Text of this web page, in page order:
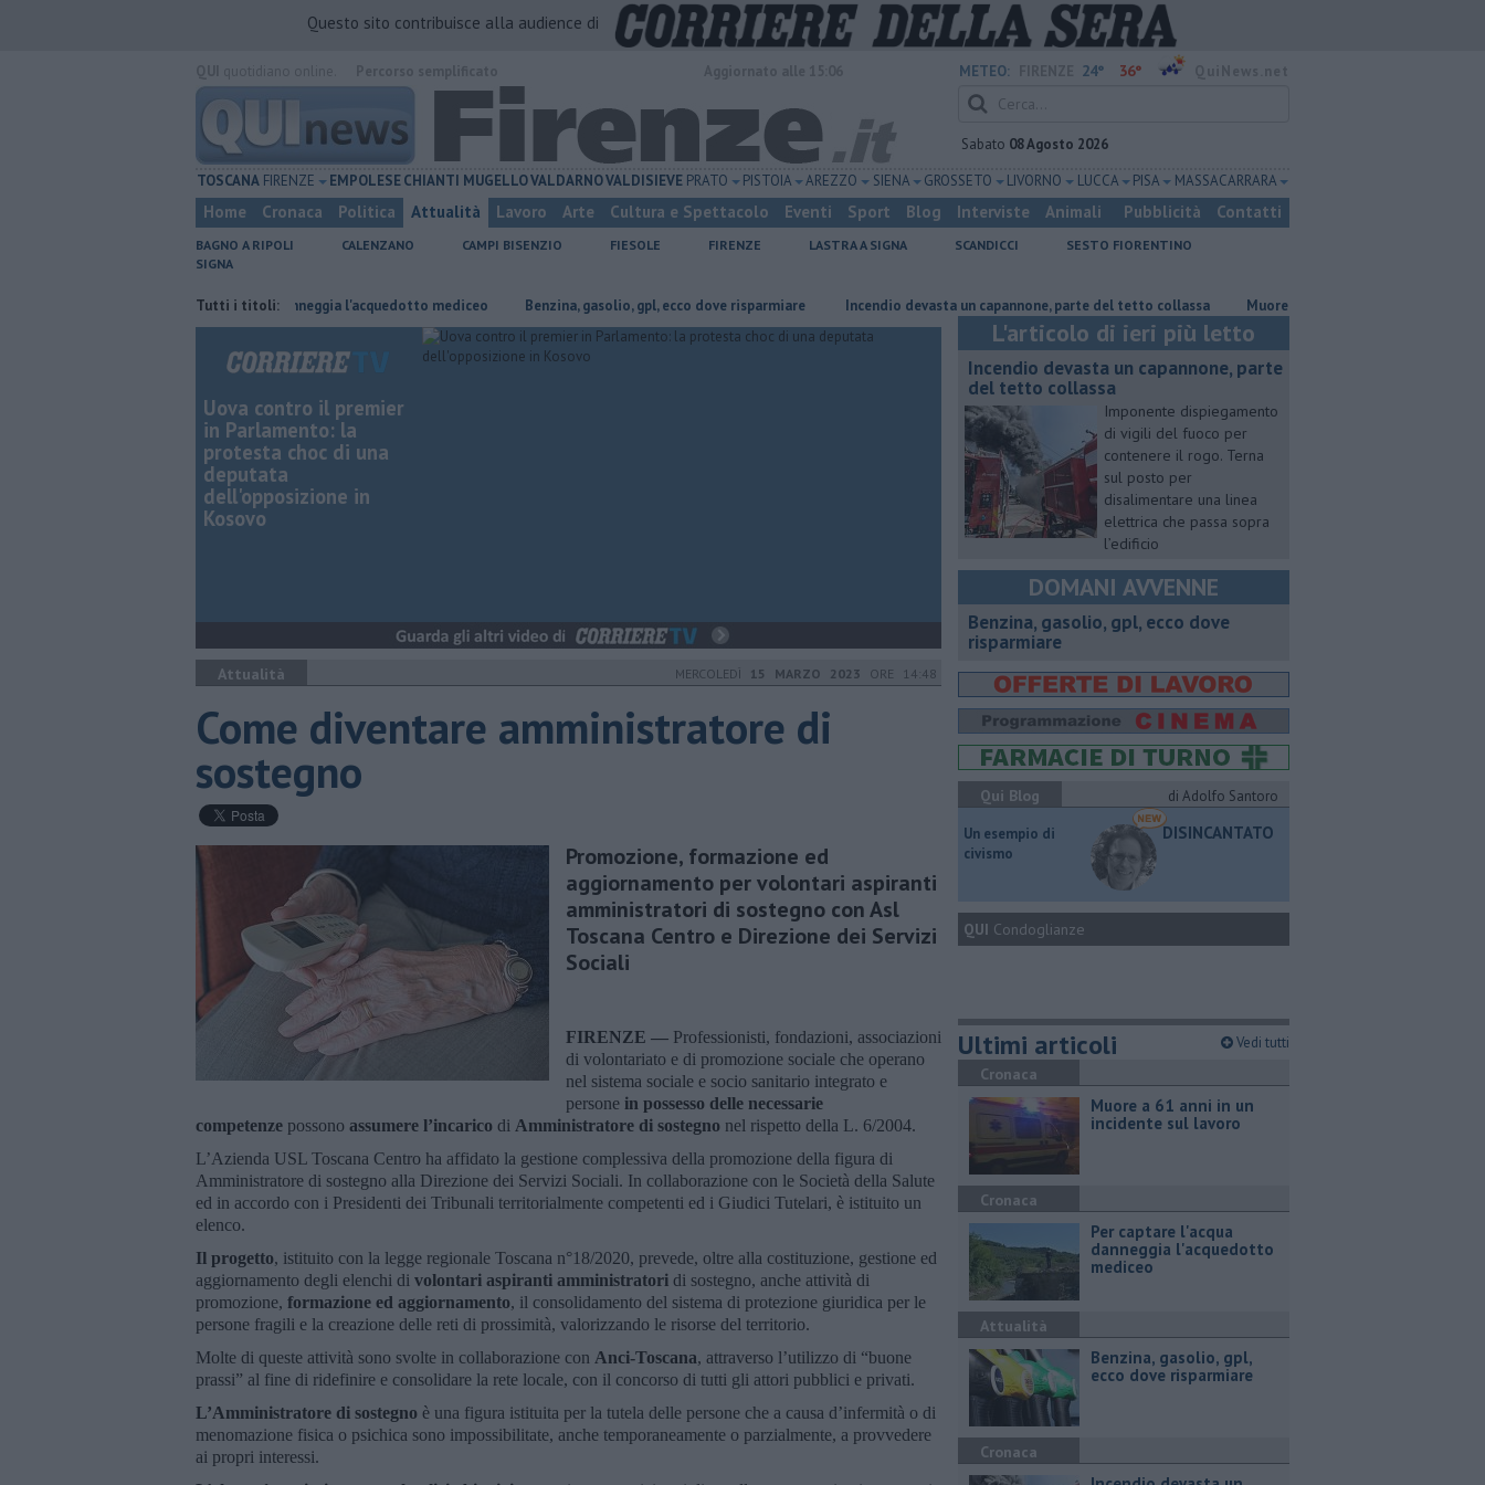
Questo sito contribuisce alla audience di
METEO: 24° 36°
Sabato 08 Agosto 2026
TOSCANA FIRENZE EMPOLESECHIANTI MUGELLOVALDARNOVALDISIEVE PRATO PISTOIA AREZZO SIENA GROSSETO LIVORNO LUCCA PISA MASSA CARRARA
Home Cronaca Politica Attualità Lavoro Arte Cultura e Spettacolo Eventi Sport Blog Interviste Animali Pubblicità Contatti
BAGNO A RIPOLI CALENZANO CAMPI BISENZIO FIESOLE FIRENZE LASTRA A SIGNA SCANDICCI
SESTO FIORENTINO
SIGNA
Tutti i titoli:
Per captare l'acqua danneggia l'acquedotto mediceo ​Benzina, gasolio, gpl, ecco dove risparmiare Incendio devasta un capannone, parte del tetto collassa Muore a 61 anni in un incidente sul lavoro
Uova contro il premier
in Parlamento: la
protesta choc di una
deputata
dell'opposizione in
Kosovo
Attualità MERCOLEDÌ 15 MARZO 2023 ORE 14:48
Come diventare amministratore di
sostegno
Promozione, formazione ed
aggiornamento per volontari aspiranti
amministratori di sostegno con Asl
Toscana Centro e Direzione dei Servizi
Sociali
FIRENZE — Professionisti, fondazioni, associazioni
di volontariato e di promozione sociale che operano
nel sistema sociale e socio sanitario integrato e
persone in possesso delle necessarie
competenze possono assumere l’incarico di Amministratore di sostegno nel rispetto della L. 6/2004.
L’Azienda USL Toscana Centro ha affidato la gestione complessiva della promozione della figura di
Amministratore di sostegno alla Direzione dei Servizi Sociali. In collaborazione con le Società della Salute
ed in accordo con i Presidenti dei Tribunali territorialmente competenti ed i Giudici Tutelari, è istituito un
elenco.
Il progetto, istituito con la legge regionale Toscana n°18/2020, prevede, oltre alla costituzione, gestione ed
aggiornamento degli elenchi di volontari aspiranti amministratori di sostegno, anche attività di
promozione, formazione ed aggiornamento, il consolidamento del sistema di protezione giuridica per le
persone fragili e la creazione delle reti di prossimità, valorizzando le risorse del territorio.
Molte di queste attività sono svolte in collaborazione con Anci-Toscana, attraverso l’utilizzo di “buone
prassi” al fine di ridefinire e consolidare la rete locale, con il concorso di tutti gli attori pubblici e privati.
L’Amministratore di sostegno è una figura istituita per la tutela delle persone che a causa d’infermità o di
menomazione fisica o psichica sono impossibilitate, anche temporaneamente o parzialmente, a provvedere
ai propri interessi.
L'articolo di ieri più letto
Incendio devasta un capannone, parte
del tetto collassa
Imponente dispiegamento
di vigili del fuoco per
contenere il rogo. Terna
sul posto per
disalimentare una linea
elettrica che passa sopra
l’edificio
DOMANI AVVENNE
​Benzina, gasolio, gpl, ecco dove
risparmiare
Qui Blog
di Adolfo Santoro
​Un esempio di
civismo
DISINCANTATO
QUI Condoglianze
Ultimi articoli Vedi tutti
Cronaca
Muore a 61 anni in un
incidente sul lavoro
Cronaca
Per captare l'acqua
danneggia l'acquedotto
mediceo
Attualità
​Benzina, gasolio, gpl,
ecco dove risparmiare
Cronaca